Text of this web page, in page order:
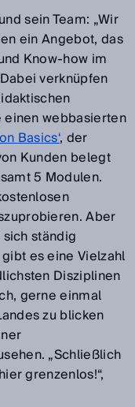
sein Team: „Wir
ein Angebot, das
Know-how im
verknüpfen
einen webbasierten
Basics‘, der
Kunden belegt
5 Modulen.
Aber
ständig
es eine Vielzahl
Disziplinen
gerne einmal
zu blicken
„Schließlich
grenzenlos!“,